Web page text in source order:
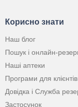
Корисно знати
Наш блог
Пошук і онлайн-
Наші аптеки
Програми для клієнтів
Довідка і Служба
Застосунок